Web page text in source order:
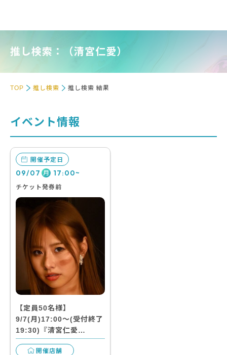
推し検索：（清宮仁愛）
TOP 推し検索 推し検索 結果
イベント情報
開催予定日
09/07 月 17:00~
チケット発券前
【定員50名様】
9/7(月)17:00～(受付終了
19:30)『清宮仁愛…
開催店舗